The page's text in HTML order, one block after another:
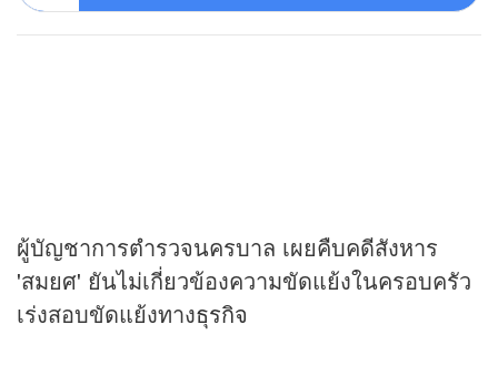
ผู้บัญชาการตำรวจนครบาล เผยคืบคดีสังหาร
'สมยศ' ยันไม่เกี่ยวข้องความขัดแย้งในครอบครัว
เร่งสอบขัดแย้งทางธุรกิจ